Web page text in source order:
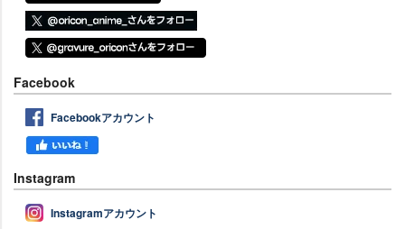
Facebook
Facebookアカウント
Instagram
Instagramアカウント